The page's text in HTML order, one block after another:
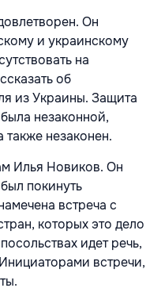
Он
и украинскому
на
об
из Украины. Защита
незаконной,
также незаконен.
Илья Новиков. Он
покинуть
встреча с
которых это дело
идет речь,
встречи,